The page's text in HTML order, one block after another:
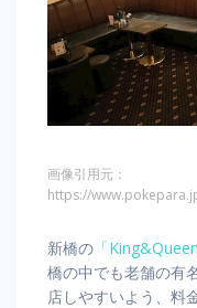
画像引用元：
https://
新橋の 「
橋の中でも老舗の有
店しやすいよう、料